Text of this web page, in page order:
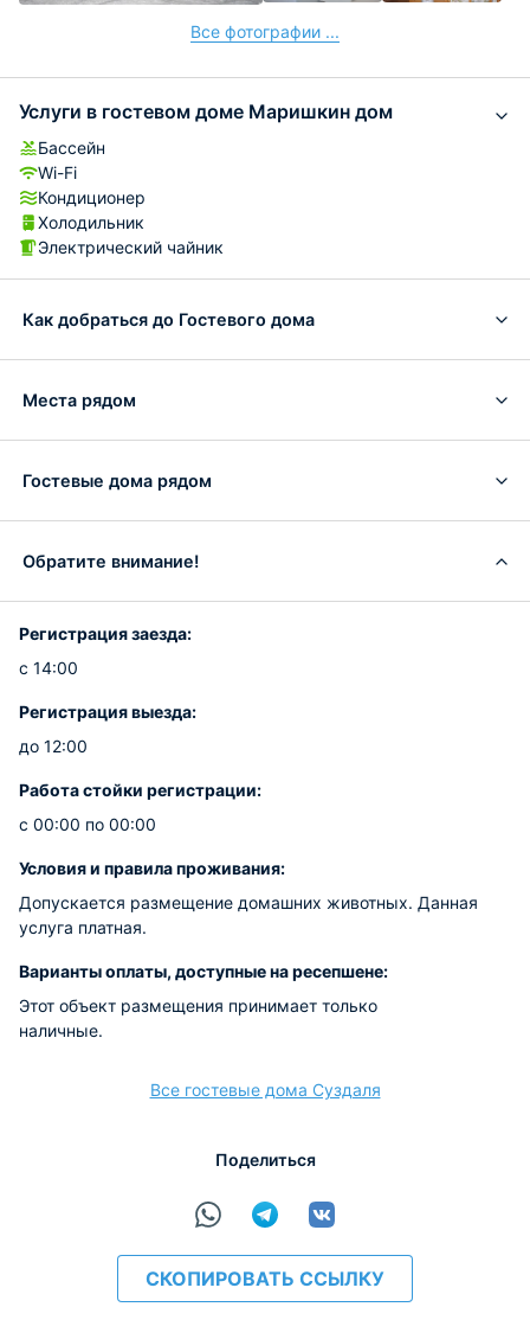
Все фотографии ...
Услуги в гостевом доме Маришкин дом
Бассейн
Wi-Fi
Кондиционер
Холодильник
Электрический чайник
Как добраться до Гостевого дома
Места рядом
Гостевые дома рядом
Обратите внимание!
Регистрация заезда:
с 14:00
Регистрация выезда:
до 12:00
Работа стойки регистрации:
с 00:00 по 00:00
Условия и правила проживания:
Допускается размещение домашних животных. Данная
услуга платная.
Варианты оплаты, доступные на ресепшене:
Этот объект размещения принимает только
наличные.
Все гостевые дома Суздаля
Поделиться
СКОПИРОВАТЬ ССЫЛКУ